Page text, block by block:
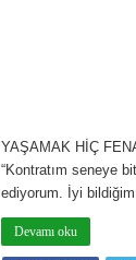
YAŞAMAK HİÇ
“Kontratım seneye
ediyorum. İyi
Devamı oku